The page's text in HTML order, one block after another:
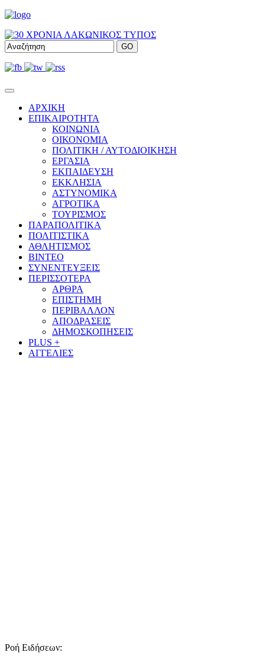
ΑΡΧΙΚΗ
ΕΠΙΚΑΙΡΟΤΗΤΑ
ΚΟΙΝΩΝΙΑ
ΟΙΚΟΝΟΜΙΑ
ΠΟΛΙΤΙΚΗ / ΑΥΤΟΔΙΟΙΚΗΣΗ
ΕΡΓΑΣΙΑ
ΕΚΠΑΙΔΕΥΣΗ
ΕΚΚΛΗΣΙΑ
ΑΣΤΥΝΟΜΙΚΑ
ΑΓΡΟΤΙΚΑ
ΤΟΥΡΙΣΜΟΣ
ΠΑΡΑΠΟΛΙΤΙΚΑ
ΠΟΛΙΤΙΣΤΙΚΑ
ΑΘΛΗΤΙΣΜΟΣ
ΒΙΝΤΕΟ
ΣΥΝΕΝΤΕΥΞΕΙΣ
ΠΕΡΙΣΣΟΤΕΡΑ
ΑΡΘΡΑ
ΕΠΙΣΤΗΜΗ
ΠΕΡΙΒΑΛΛΟΝ
ΑΠΟΔΡΑΣΕΙΣ
ΔΗΜΟΣΚΟΠΗΣΕΙΣ
PLUS +
ΑΓΓΕΛΙΕΣ
Ροή Ειδήσεων: